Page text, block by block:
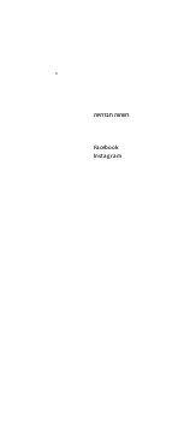
רשתות חברתיות
Facebook
Instagram